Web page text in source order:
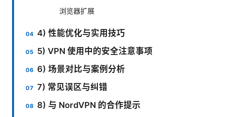
浏览器扩展
4) 性能优化与实用技巧
5) VPN 使用中的安全注意事项
6) 场景对比与案例分析
7) 常见误区与纠错
8) 与 NordVPN 的合作提示